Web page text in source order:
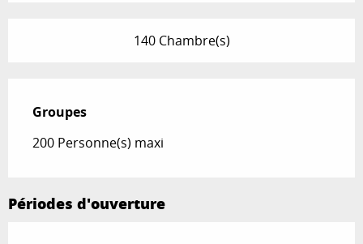
140 Chambre(s)
Groupes
Groupes
200 Personne(s) maxi
Périodes d'ouverture